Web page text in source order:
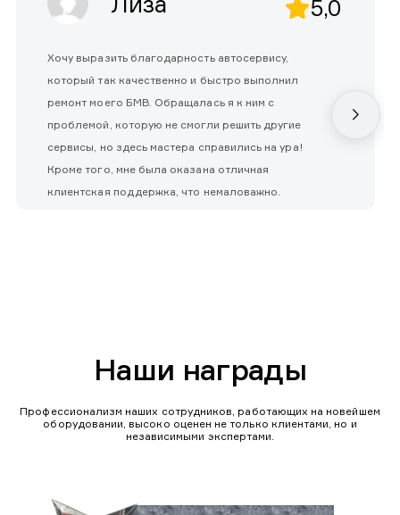
5,0
Хочу выразить благодарность автосервису,
который так качественно и быстро выполнил
ремонт моего БМВ. Обращалась я к ним с
проблемой, которую не смогли решить другие
сервисы, но здесь мастера справились на ура!
Кроме того, мне была оказана отличная
клиентская поддержка, что немаловажно.
Наши награды
Профессионализм наших сотрудников, работающих на новейшем
оборудовании, высоко оценен не только клиентами, но и
независимыми экспертами.